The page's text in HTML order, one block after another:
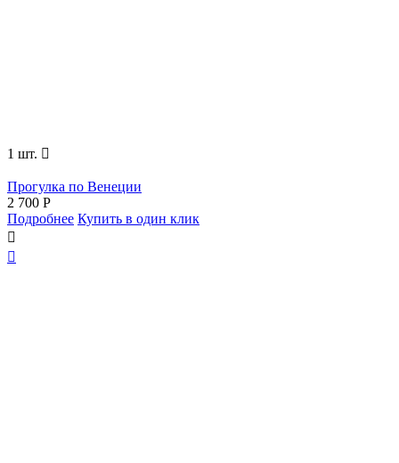
1 шт. 
Прогулка по Венеции
2 700 Р
Подробнее Купить в один клик

